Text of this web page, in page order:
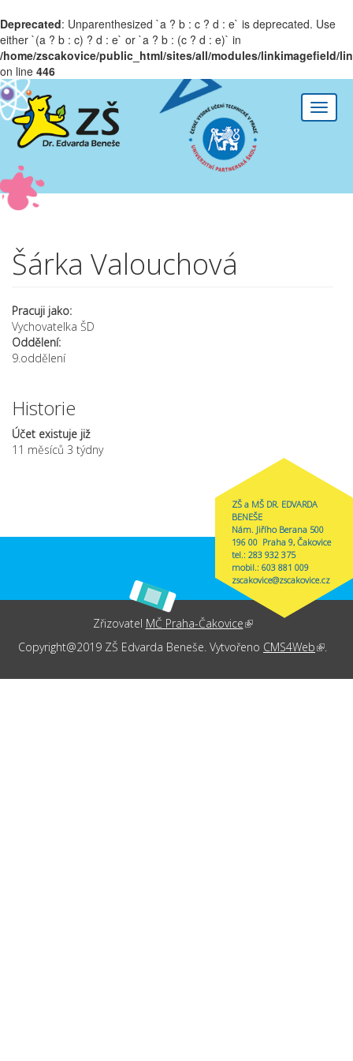
Deprecated: Unparenthesized `a ? b : c ? d : e` is deprecated. Use
either `(a ? b : c) ? d : e` or `a ? b : (c ? d : e)` in
/home/zscakovice/public_html/sites/all/modules/linkimagefield/
on line 446
Přejít k hlavnímu obsahu
Toggle
Šárka Valouchová
Pracuji jako:
Vychovatelka ŠD
Oddělení:
9.oddělení
Historie
Účet existuje již
11 měsíců 3 týdny
ZŠ a MŠ DR. EDVARDA
BENEŠE
Nám. Jiřího Berana 500
196 00 Praha 9, Čakovice
tel.: 283 932 375
mobil.: 603 881 009
zscakovice@zscakovice.cz
Zřizovatel MČ Praha-Čakovice(link is external)
Copyright@2019 ZŠ Edvarda Beneše. Vytvořeno CMS4Web (link is
.